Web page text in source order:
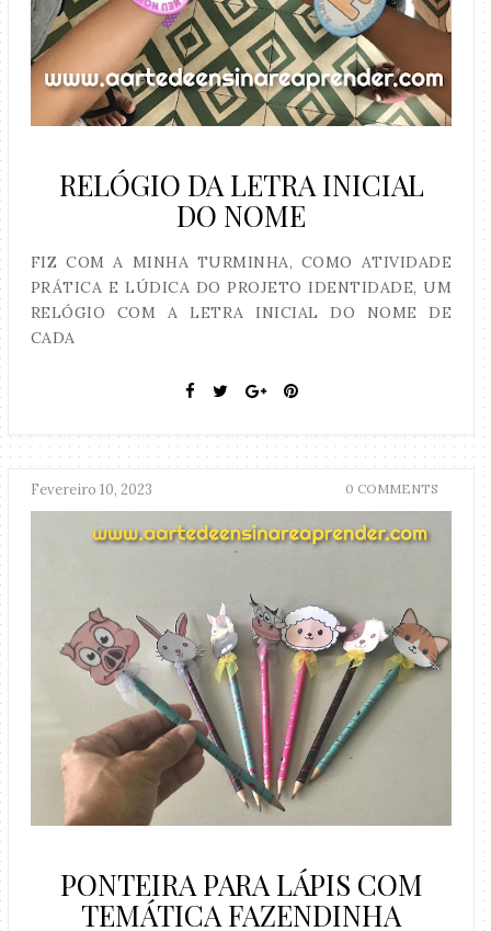
RELÓGIO DA LETRA INICIAL
DO NOME
FIZ COM A MINHA TURMINHA, COMO ATIVIDADE
PRÁTICA E LÚDICA DO PROJETO IDENTIDADE, UM
RELÓGIO COM A LETRA INICIAL DO NOME DE
CADA
Fevereiro 10, 2023 0 COMMENTS
PONTEIRA PARA LÁPIS COM
TEMÁTICA FAZENDINHA